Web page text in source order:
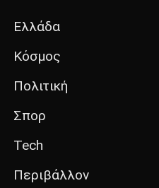
Ελλάδα
Κόσμος
Πολιτική
Σπορ
Tech
Περιβάλλον